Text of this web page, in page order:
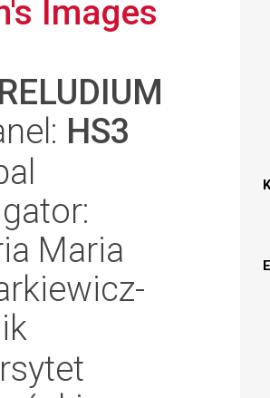
Images
HS3
Maria